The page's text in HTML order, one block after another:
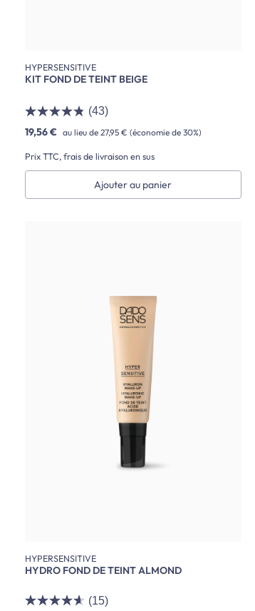
HYPERSENSITIVE
KIT FOND DE TEINT BEIGE
(43)
19,56 € au lieu de 27,95 € (économie de 30%)
Prix TTC, frais de livraison en sus
Ajouter au panier
HYPERSENSITIVE
HYDRO FOND DE TEINT ALMOND
(15)